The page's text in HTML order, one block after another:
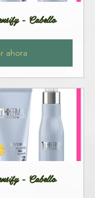
- Cabello
ahora
- Cabello